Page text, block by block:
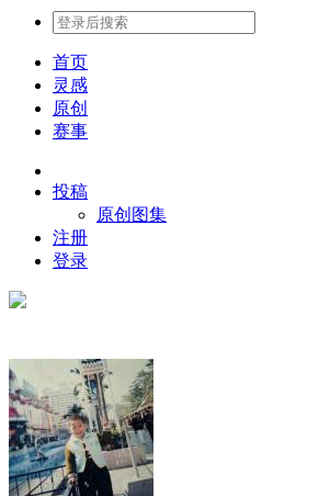
首页
灵感
原创
赛事
投稿
原创图集
注册
登录